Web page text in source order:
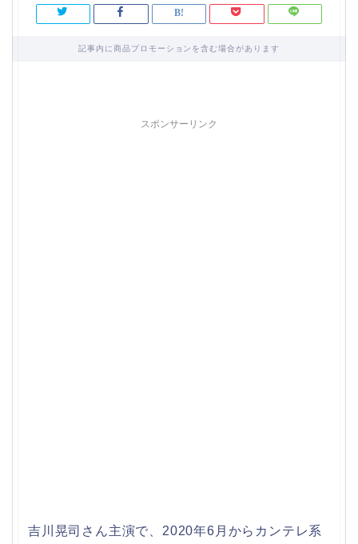
記事内に商品プロモーションを含む場合があります
スポンサーリンク
吉川晃司さん主演で、2020年6月からカンテレ系